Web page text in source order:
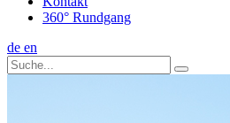
360° Rundgang
de en